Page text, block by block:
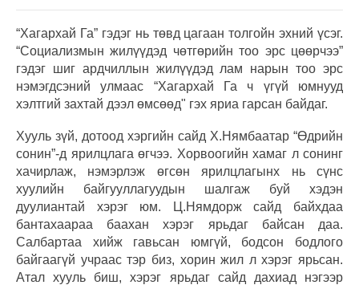
“Хагархай Га” гэдэг нь төвд цагаан толгойн эхний үсэг.
“Социализмын жилүүдэд чөтгөрийн тоо эрс цөөрчээ”
гэдэг шиг ардчиллын жилүүдэд лам нарын тоо эрс
нэмэгдсэний улмаас “Хагархай Га ч үгүй юмнууд
хэлтгий захтай дээл өмсөөд" гэх яриа гарсан байдаг.
Хууль зүй, дотоод хэргийн сайд Х.Нямбаатар “Өдрийн
сонин”-д ярилцлага өгчээ. Хорвоогийн хамаг л сонинг
хачирлаж, нэмэрлэж өгсөн ярилцлагынх нь сүнс
хуулийн байгууллагуудын шалгаж буй хэдэн
дуулиантай хэрэг юм. Ц.Нямдорж сайд байхдаа
бантахаараа баахан хэрэг ярьдаг байсан даа.
Салбартаа хийж гавьсан юмгүй, бодсон бодлого
байгаагүй учраас тэр биз, хорин жил л хэрэг ярьсан.
Атал хууль биш, хэрэг ярьдаг сайд дахиад нэгээр